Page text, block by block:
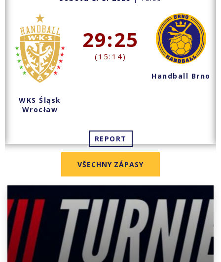
WKS Śląsk
Wrocław
29:25
(15:14)
Handball Brno
REPORT
VŠECHNY ZÁPASY